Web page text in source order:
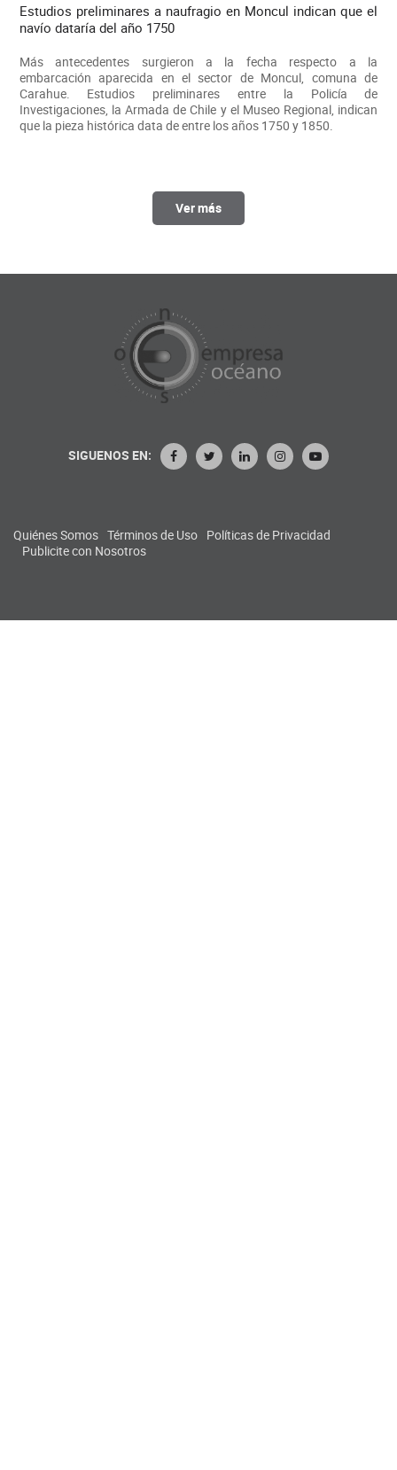
Estudios preliminares a naufragio en Moncul indican que el
navío dataría del año 1750
Más antecedentes surgieron a la fecha respecto a la
embarcación aparecida en el sector de Moncul, comuna de
Carahue. Estudios preliminares entre la Policía de
Investigaciones, la Armada de Chile y el Museo Regional, indican
que la pieza histórica data de entre los años 1750 y 1850.
Ver más
SIGUENOS EN:
Quiénes Somos Términos de Uso Políticas de Privacidad
Publicite con Nosotros